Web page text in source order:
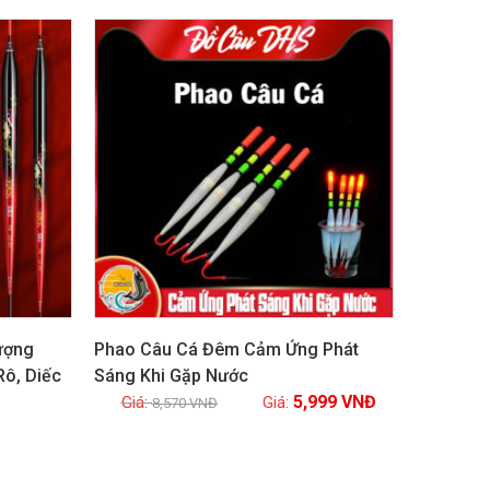
Diếc
GIẢM GIÁ!
Xem chi tiết
Phao Câu Cá Đêm Cảm Ứng Phát
Sáng Khi Gặp Nước
8,570VNĐ 5,999 VNĐ